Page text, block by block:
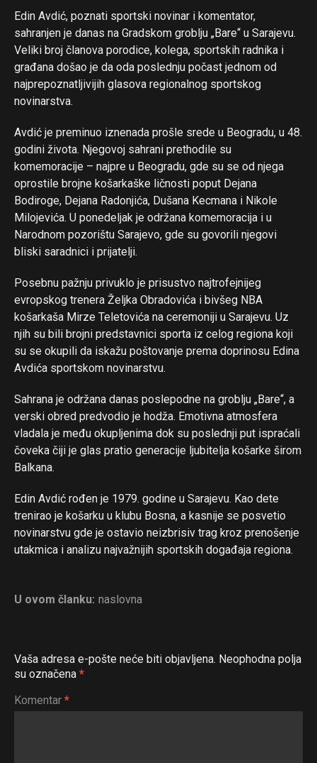
Edin Avdić, poznati sportski novinar i komentator,
sahranjen je danas na Gradskom groblju „Bare“ u Sarajevu.
Veliki broj članova porodice, kolega, sportskih radnika i
građana došao je da oda poslednju počast jednom od
najprepoznatljivijih glasova regionalnog sportskog
novinarstva.
Avdić je preminuo iznenada prošle srede u Beogradu, u 48.
godini života. Njegovoj sahrani prethodile su
komemoracije – najpre u Beogradu, gde su se od njega
oprostile brojne košarkaške ličnosti poput Dejana
Bodiroge, Dejana Radonjića, Dušana Kecmana i Nikole
Milojevića. U ponedeljak je održana komemoracija i u
Narodnom pozorištu Sarajevo, gde su govorili njegovi
bliski saradnici i prijatelji.
Posebnu pažnju privuklo je prisustvo najtrofejnijeg
evropskog trenera Željka Obradovića i bivšeg NBA
košarkaša Mirze Teletovića na ceremoniji u Sarajevu. Uz
njih su bili brojni predstavnici sporta iz celog regiona koji
su se okupili da iskažu poštovanje prema doprinosu Edina
Avdića sportskom novinarstvu.
Sahrana je održana danas poslepodne na groblju „Bare“, a
verski obred predvodio je hodža. Emotivna atmosfera
vladala je među okupljenima dok su poslednji put ispraćali
čoveka čiji je glas pratio generacije ljubitelja košarke širom
Balkana.
Edin Avdić rođen je 1979. godine u Sarajevu. Kao dete
trenirao je košarku u klubu Bosna, a kasnije se posvetio
novinarstvu gde je ostavio neizbrisiv trag kroz prenošenje
utakmica i analizu najvažnijih sportskih događaja regiona.
U ovom članku: naslovna
Vaša adresa e-pošte neće biti objavljena. Neophodna polja
su označena *
Komentar *
Flipboard
Reddit
Pinterest
Email